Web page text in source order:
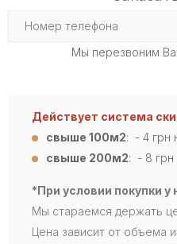
Мы перезвоним
Действует система
свыше 100м2: - 4 грн
свыше 200м2: - 8 грн
*При условии покупки
Мы стараемся держать
Цена зависит от объема